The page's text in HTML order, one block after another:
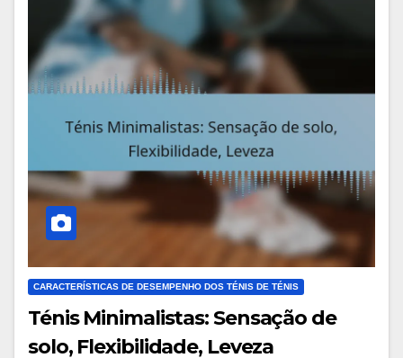
CARACTERÍSTICAS DE DESEMPENHO DOS TÉNIS DE TÉNIS
Ténis Minimalistas: Sensação de
solo, Flexibilidade, Leveza